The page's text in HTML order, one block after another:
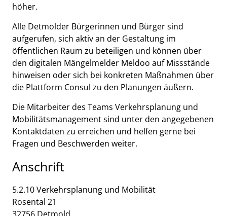
höher.
Alle Detmolder Bürgerinnen und Bürger sind
aufgerufen, sich aktiv an der Gestaltung im
öffentlichen Raum zu beteiligen und können über
den digitalen Mängelmelder Meldoo auf Missstände
hinweisen oder sich bei konkreten Maßnahmen über
die Plattform Consul zu den Planungen äußern.
Die Mitarbeiter des Teams Verkehrsplanung und
Mobilitätsmanagement sind unter den angegebenen
Kontaktdaten zu erreichen und helfen gerne bei
Fragen und Beschwerden weiter.
Anschrift
5.2.10 Verkehrsplanung und Mobilität
Rosental 21